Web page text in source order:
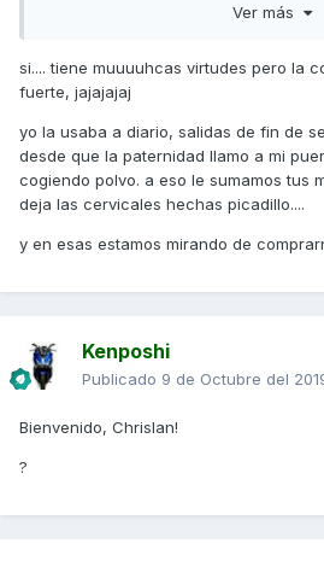
un suplicio, porque tengo problemas
Ver más
si.... tiene muuuuhcas virtudes pero la
fuerte, jajajajaj
yo la usaba a diario, salidas de fin de
desde que la paternidad llamo a mi
cogiendo polvo. a eso le sumamos tus
deja las cervicales hechas picadillo....
y en esas estamos mirando de
Kenposhi
Publicado 9 de Octubre del
Bienvenido, Chrislan!
?